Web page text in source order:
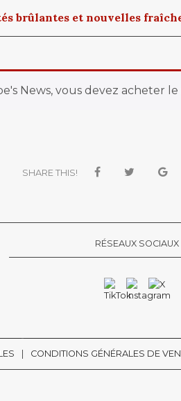
brûlantes et nouvelles
News, vous devez acheter le
SHARE THIS!
RÉSEAUX SOCIAUX
CONDITIONS GÉNÉRALES DE